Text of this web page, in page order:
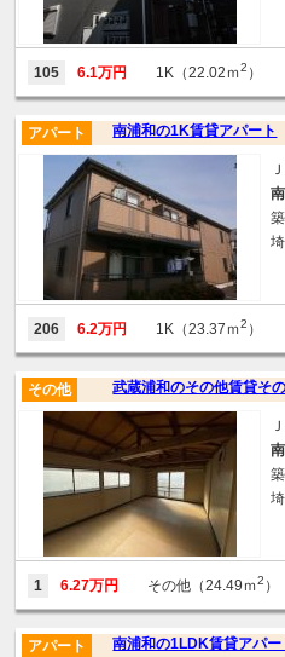
105 6.1万円 1K（22.02ｍ2 ）
南浦和の1K賃貸アパート
アパート
206 6.2万円 1K（23.37ｍ2 ）
武蔵浦和のその他賃貸そ
その他
1 6.27万円 その他（24.49ｍ2 ）
南浦和の1LDK賃貸アパー
アパート